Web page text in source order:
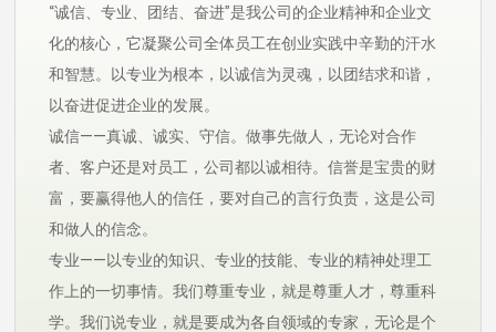
“诚信、专业、团结、奋进”是我公司的企业精神和企业文
化的核心，它凝聚公司全体员工在创业实践中辛勤的汗水
和智慧。以专业为根本，以诚信为灵魂，以团结求和谐，
以奋进促进企业的发展。
诚信——真诚、诚实、守信。做事先做人，无论对合作
者、客户还是对员工，公司都以诚相待。信誉是宝贵的财
富，要赢得他人的信任，要对自己的言行负责，这是公司
和做人的信念。
专业——以专业的知识、专业的技能、专业的精神处理工
作上的一切事情。我们尊重专业，就是尊重人才，尊重科
学。我们说专业，就是要成为各自领域的专家，无论是个